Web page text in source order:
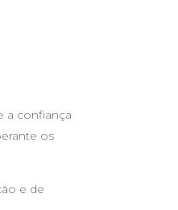
a confiança
os
e de